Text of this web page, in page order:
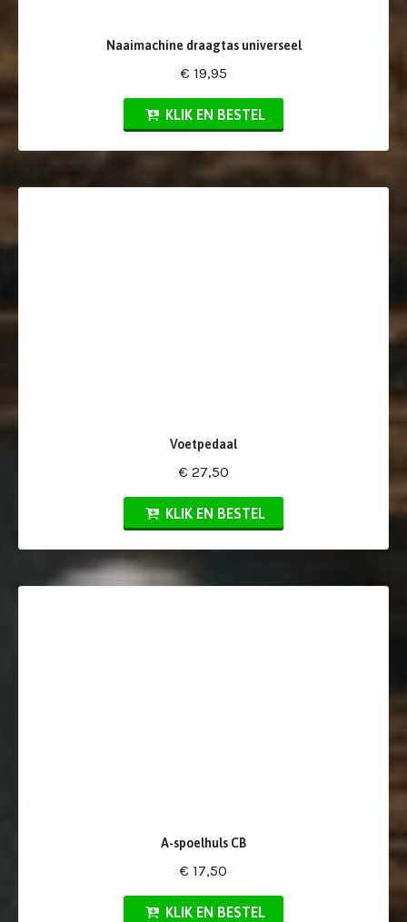
Naaimachine draagtas universeel
€ 19,95
KLIK EN BESTEL
Voetpedaal
€ 27,50
KLIK EN BESTEL
A-spoelhuls CB
€ 17,50
KLIK EN BESTEL